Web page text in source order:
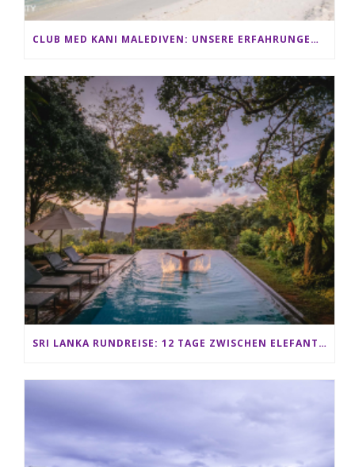
CLUB MED KANI MALEDIVEN: UNSERE ERFAHRUNGEN IM ALL-INCLUSIVE PARADIES
SRI LANKA RUNDREISE: 12 TAGE ZWISCHEN ELEFANTEN, TEEPLANTAGEN & STRAND ALS FAMILIE